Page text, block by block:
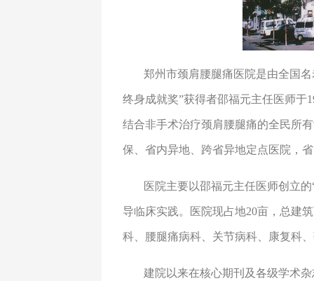
郑州市颈肩腰腿痛医院是由全国
终身成就奖”获得者邵福元主任医师于
结合非手术治疗颈肩腰腿痛的全民所
保、省内异地、跨省异地定点医院，
医院主要以邵福元主任医师创立
导临床实践。医院现占地20亩，总建
科、腰腿痛病科、关节病科、康复科
建院以来在核心期刊及各级学术